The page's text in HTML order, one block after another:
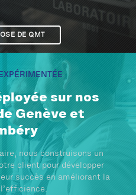
DE QMT
sur nos
Genève et
nous construisons un
client pour développer
succès en améliorant la